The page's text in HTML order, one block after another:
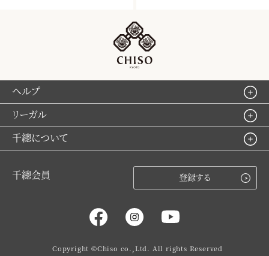
ヘルプ
リーガル
千總について
千總会員 登録する
Copyright ©Chiso co.,Ltd. All rights Reserved